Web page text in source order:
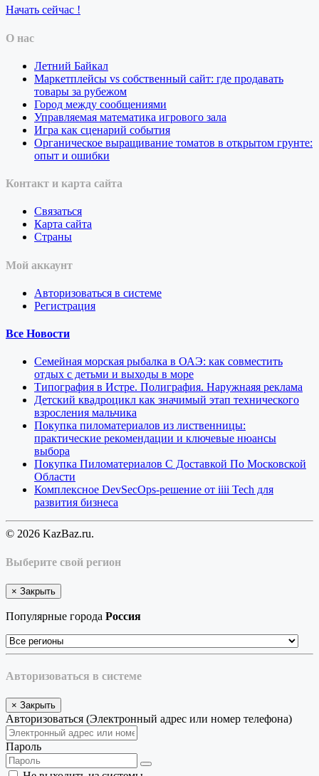
Начать сейчас !
О нас
Летний Байкал
Маркетплейсы vs собственный сайт: где продавать
товары за рубежом
Город между сообщениями
Управляемая математика игрового зала
Игра как сценарий события
Органическое выращивание томатов в открытом грунте:
опыт и ошибки
Контакт и карта сайта
Связаться
Карта сайта
Страны
Мой аккаунт
Авторизоваться в системе
Регистрация
Все Новости
Семейная морская рыбалка в ОАЭ: как совместить
отдых с детьми и выходы в море
Типография в Истре. Полиграфия. Наружнаяя реклама
Детский квадроцикл как значимый этап технического
взросления мальчика
Покупка пиломатериалов из лиственницы:
практические рекомендации и ключевые нюансы
выбора
Покупка Пиломатериалов С Доставкой По Московской
Области
Комплексное DevSecOps-решение от iiii Tech для
развития бизнеса
© 2026 KazBaz.ru.
Выберите свой регион
× Закрыть
Популярные города Россия
Авторизоваться в системе
× Закрыть
Авторизоваться (Электронный адрес или номер телефона)
Пароль